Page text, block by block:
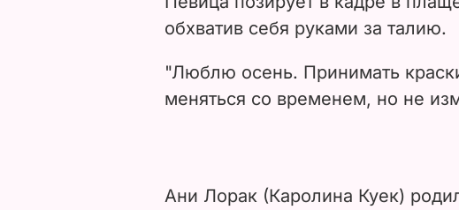
i
обхватив себя руками за талию.
"Люблю осень. Принимать
меняться со временем, но не
Ани Лорак (Каролина Куек)